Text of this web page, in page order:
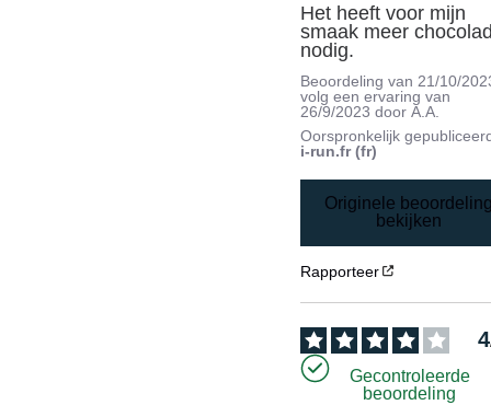
Het heeft voor mijn
smaak meer
nodig.
Beoordeling van 21/10/
volg een ervaring van
26/9/2023 doorA.A.
Oorspronkelijk
i-run.fr (fr)
Originele
bekijken
Rapporteer
4
Gecontroleerde
beoordeling